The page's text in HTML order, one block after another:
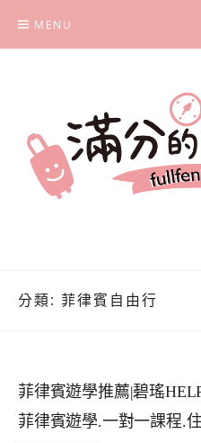
content
MENU
分類: 菲律賓自由行
菲律賓遊學推薦|碧瑤
菲律賓遊學.一對一課程.